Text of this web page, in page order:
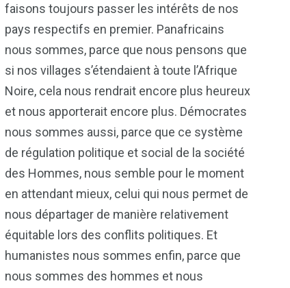
faisons toujours passer les intérêts de nos
pays respectifs en premier. Panafricains
nous sommes, parce que nous pensons que
si nos villages s’étendaient à toute l’Afrique
Noire, cela nous rendrait encore plus heureux
et nous apporterait encore plus. Démocrates
nous sommes aussi, parce que ce système
de régulation politique et social de la société
des Hommes, nous semble pour le moment
en attendant mieux, celui qui nous permet de
nous départager de manière relativement
équitable lors des conflits politiques. Et
humanistes nous sommes enfin, parce que
nous sommes des hommes et nous